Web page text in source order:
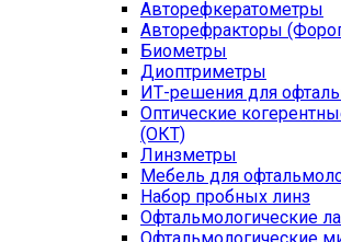
Авторефкератометры
Авторефракторы
Биометры
Диоптриметры
ИТ-решения для
Оптические
(ОКТ)
Линзметры
Мебель для
Набор пробных линз
Офтальмологические